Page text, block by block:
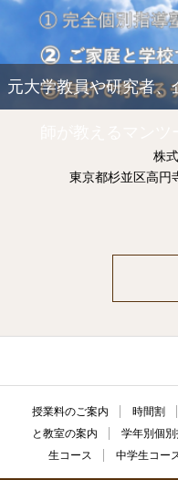
元大学教員や研究者
株
東京都杉並区高円
授業料のご案内 時間割
と教室の案内
学年別個
生コース
中学生コー